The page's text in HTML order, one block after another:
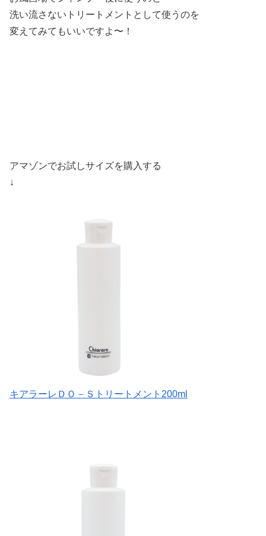
洗い流さないトリートメントとして使うのを
変えてみてもいいですよ〜！
アマゾンでお試しサイズを購入する
↓
キアラーレＤＯ－Ｓトリートメント200ml